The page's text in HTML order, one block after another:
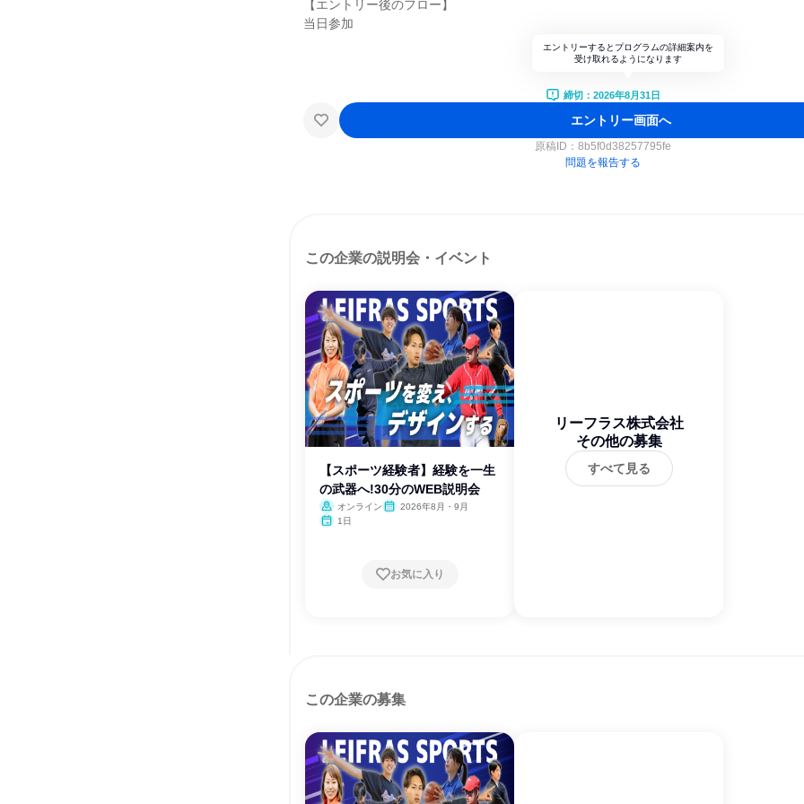
【エントリー後のフロー】
当日参加
エントリーするとプログラムの詳細案内を
受け取れるようになります
締切：2026年8月31日
エントリー画面へ
原稿ID： 8b5f0d38257795fe
問題を報告する
この企業の説明会・イベント
【スポーツ経験者】経験を一生
の武器へ!30分のWEB説明会
オンライン
2026年8月・9月
1日
お気に入り
リーフラス株式会社
その他の募集
すべて見る
この企業の募集